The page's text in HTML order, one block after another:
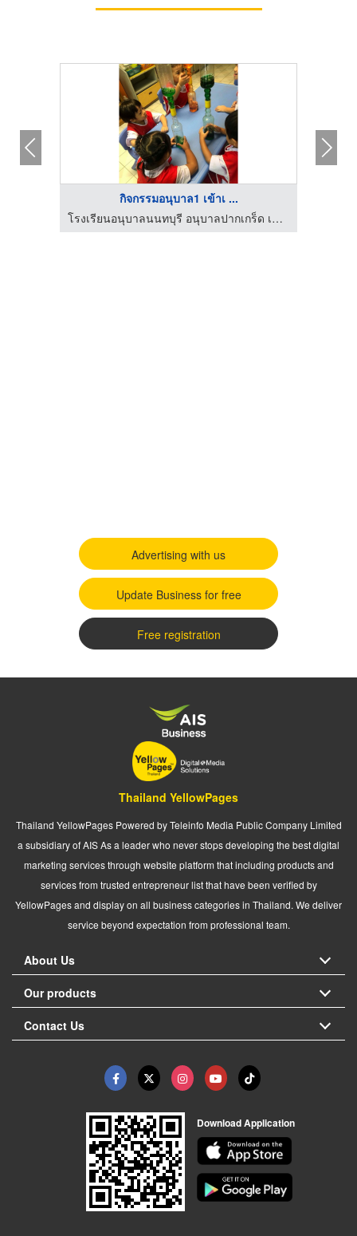
กิจกรรมอนุบาล1 เข้าเ ...
โรงเรียนอนุบาลนนทบุรี อนุบาลปากเกร็ด เนอสเซอรี่เมืองทอง
Advertising with us
Update Business for free
Free registration
Thailand YellowPages
Thailand YellowPages Powered by Teleinfo Media Public Company Limited
a subsidiary of AIS As a leader who never stops developing the best digital
marketing services through website platform that including products and
services from trusted entrepreneur list that have been verified by
YellowPages and display on all business categories in Thailand. We deliver
service beyond expectation from professional team.
About Us
Our products
Contact Us
Download Application